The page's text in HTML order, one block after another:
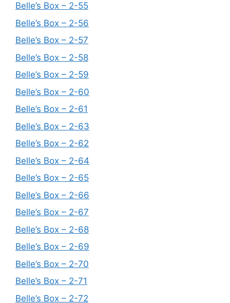
Belle’s Box – 2-55
Belle’s Box – 2-56
Belle’s Box – 2-57
Belle’s Box – 2-58
Belle’s Box – 2-59
Belle’s Box – 2-60
Belle’s Box – 2-61
Belle’s Box – 2-63
Belle’s Box – 2-62
Belle’s Box – 2-64
Belle’s Box – 2-65
Belle’s Box – 2-66
Belle’s Box – 2-67
Belle’s Box – 2-68
Belle’s Box – 2-69
Belle’s Box – 2-70
Belle’s Box – 2-71
Belle’s Box – 2-72